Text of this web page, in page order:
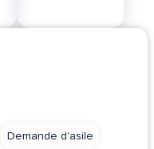
Demande d'asile